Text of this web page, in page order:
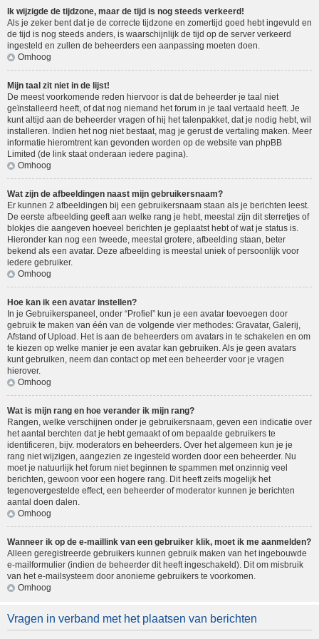
Ik wijzigde de tijdzone, maar de tijd is nog steeds verkeerd!
Als je zeker bent dat je de correcte tijdzone en zomertijd goed hebt ingevuld en
de tijd is nog steeds anders, is waarschijnlijk de tijd op de server verkeerd
ingesteld en zullen de beheerders een aanpassing moeten doen.
Omhoog
Mijn taal zit niet in de lijst!
De meest voorkomende reden hiervoor is dat de beheerder je taal niet
geïnstalleerd heeft, of dat nog niemand het forum in je taal vertaald heeft. Je
kunt altijd aan de beheerder vragen of hij het talenpakket, dat je nodig hebt, wil
installeren. Indien het nog niet bestaat, mag je gerust de vertaling maken. Meer
informatie hieromtrent kan gevonden worden op de website van phpBB
Limited (de link staat onderaan iedere pagina).
Omhoog
Wat zijn de afbeeldingen naast mijn gebruikersnaam?
Er kunnen 2 afbeeldingen bij een gebruikersnaam staan als je berichten leest.
De eerste afbeelding geeft aan welke rang je hebt, meestal zijn dit sterretjes of
blokjes die aangeven hoeveel berichten je geplaatst hebt of wat je status is.
Hieronder kan nog een tweede, meestal grotere, afbeelding staan, beter
bekend als een avatar. Deze afbeelding is meestal uniek of persoonlijk voor
iedere gebruiker.
Omhoog
Hoe kan ik een avatar instellen?
In je Gebruikerspaneel, onder “Profiel” kun je een avatar toevoegen door
gebruik te maken van één van de volgende vier methodes: Gravatar, Galerij,
Afstand of Upload. Het is aan de beheerders om avatars in te schakelen en om
te kiezen op welke manier je een avatar kan gebruiken. Als je geen avatars
kunt gebruiken, neem dan contact op met een beheerder voor je vragen
hierover.
Omhoog
Wat is mijn rang en hoe verander ik mijn rang?
Rangen, welke verschijnen onder je gebruikersnaam, geven een indicatie over
het aantal berchten dat je hebt gemaakt of om bepaalde gebruikers te
identificeren, bijv. moderators en beheerders. Over het algemeen kun je je
rang niet wijzigen, aangezien ze ingesteld worden door een beheerder. Nu
moet je natuurlijk het forum niet beginnen te spammen met onzinnig veel
berichten, gewoon voor een hogere rang. Dit heeft zelfs mogelijk het
tegenovergestelde effect, een beheerder of moderator kunnen je berichten
aantal doen dalen.
Omhoog
Wanneer ik op de e-maillink van een gebruiker klik, moet ik me aanmelden?
Alleen geregistreerde gebruikers kunnen gebruik maken van het ingebouwde
e-mailformulier (indien de beheerder dit heeft ingeschakeld). Dit om misbruik
van het e-mailsysteem door anonieme gebruikers te voorkomen.
Omhoog
Vragen in verband met het plaatsen van berichten